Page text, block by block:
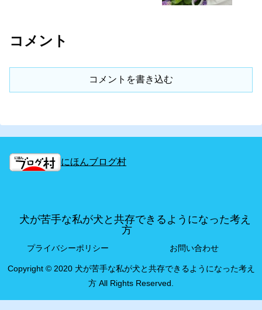
コメント
コメントを書き込む
にほんブログ村
犬が苦手な私が犬と共存できるようになった考え
方
プライバシーポリシー お問い合わせ
Copyright © 2020 犬が苦手な私が犬と共存できるようになった考え
方 All Rights Reserved.